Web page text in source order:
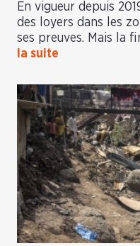
En vigueur depuis
des loyers dans les
ses preuves. Mais la
la suite